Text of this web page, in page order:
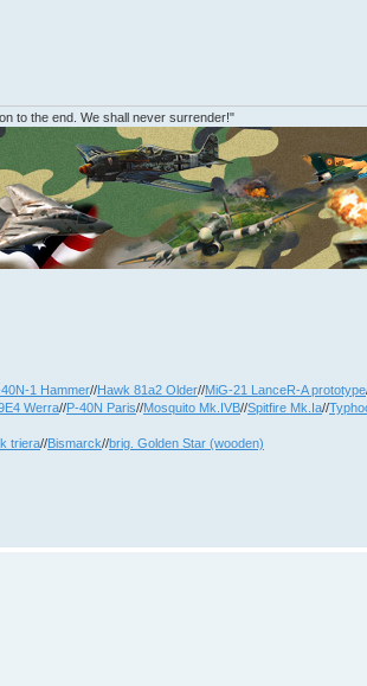
to the end. We shall never surrender!"
40N-1 Hammer//Hawk 81a2 Older//MiG-21 LanceR-A prototype
Werra//P-40N Paris//Mosquito Mk.IVB//Spitfire Mk.Ia//
triera//Bismarck//brig. Golden Star (wooden)